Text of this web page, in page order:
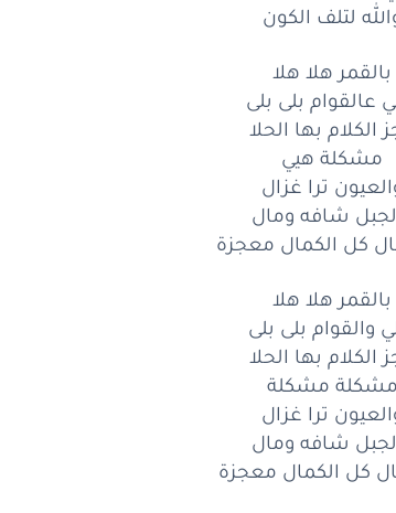
كلالكمال
كتفينامي
باللهماتفوقي
الدميليبعروقي
بحضنيهون
من الحلا
حبناحكاية
لتلفالكون
هلا هلا
لتلف الكون
بالقمر هلا هلا
عالقوام بلى بلى
الكلام بها الحلا
مشكلة هيي
ترا غزال
شافه ومال
كل الكمال معجزة
بالقمر هلا هلا
والقوام بلى بلى
الكلام بها الحلا
مشكلة مشكلة
ترا غزال
شافه ومال
كل الكمال معجزة